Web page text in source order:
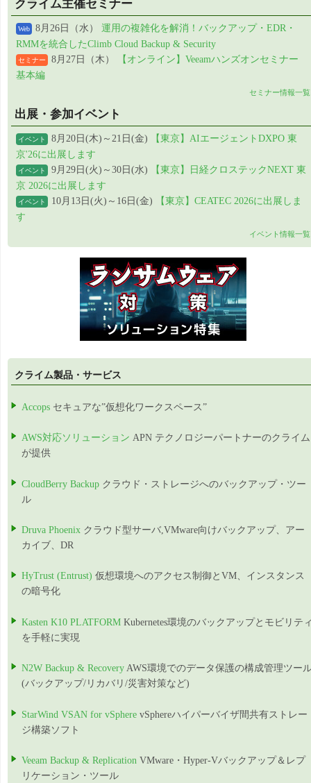
クライム主催セミナー
Web 8月26日（水） 運用の複雑化を解消！バックアップ・EDR・
RMMを統合したClimb Cloud Backup & Security
セミナー 8月27日（木）
【オンライン】Veeamハンズオンセミナー
基本編
セミナー情報一覧
出展・参加イベント
イベント 8月20日(木)～21日(金)
【東京】AIエージェントDXPO 東
京'26に出展します
イベント 9月29日(火)～30日(水)
【東京】日経クロステックNEXT 東
京 2026に出展します
イベント 10月13日(火)～16日(金)
【東京】CEATEC 2026に出展しま
す
イベント情報一覧
クライム製品・サービス
Accops セキュアな”仮想化ワークスペース”
AWS対応ソリューション APN テクノロジーパートナーのクライム
が提供
CloudBerry Backup クラウド・ストレージへのバックアップ・ツー
ル
Druva Phoenix クラウド型サーバ,VMware向けバックアップ、アー
カイブ、DR
HyTrust (Entrust) 仮想環境へのアクセス制御とVM、インスタンス
の暗号化
Kasten K10 PLATFORM Kubernetes環境のバックアップとモビリテ
を手軽に実現
N2W Backup & Recovery AWS環境でのデータ保護の構成管理ツー
(バックアップ/リカバリ/災害対策など)
StarWind VSAN for vSphere vSphereハイパーバイザ間共有ストレー
ジ構築ソフト
Veeam Backup & Replication VMware・Hyper-Vバックアップ＆レプ
リケーション・ツール